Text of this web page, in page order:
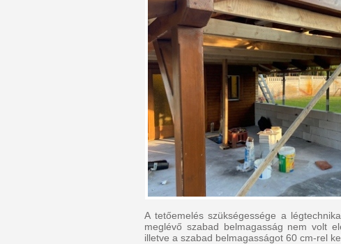
A tetőemelés szükségessége a
meglévő szabad belmagasság nem volt
illetve a szabad belmagasságot 60 cm-rel